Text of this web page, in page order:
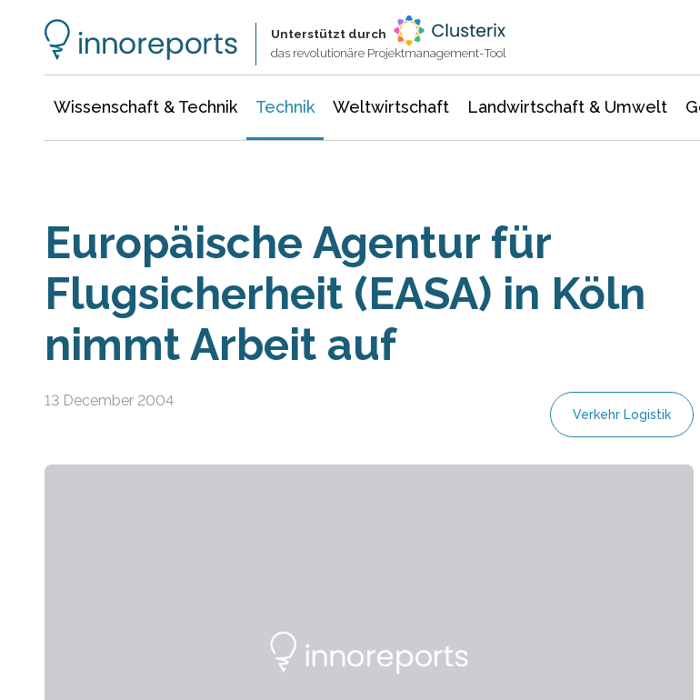
Unterstützt durch
das revolutionäre Projektmanagement-Tool
Wissenschaft & Technik Technik Weltwirtschaft Landwirtschaft & Umwelt
Europäische Agentur für
Flugsicherheit (EASA) in Köln
nimmt Arbeit auf
13 December 2004
Verkehr Logistik